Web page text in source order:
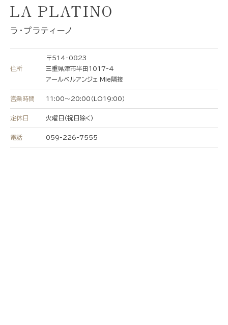
LA PLATINO
ラ・プラティーノ
住所
〒514-0823
三重県津市半田1017-4
アールベルアンジェ Mie隣接
営業時間 11:00〜20:00（LO19:00）
定休日 火曜日（祝日除く）
電話 059-226-7555